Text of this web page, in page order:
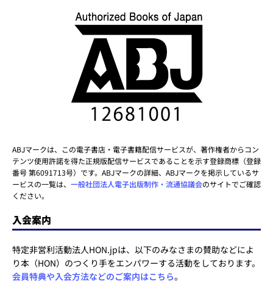
ABJマークは、この電子書店・電子書籍配信サービスが、著作権者からコン
テンツ使用許諾を得た正規版配信サービスであることを示す登録商標（登録
番号 第6091713号）です。ABJマークの詳細、ABJマークを掲示しているサ
ービスの一覧は、 一般社団法人電子出版制作・流通協議会のサイトでご確認
ください。
入会案内
特定非営利活動法人HON.jpは、以下のみなさまの賛助などによ
り本（HON）のつくり手をエンパワーする活動をしております。
会員特典や入会方法などのご案内はこちら。